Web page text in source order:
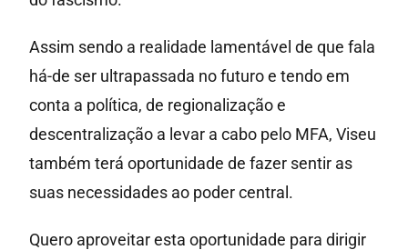
Assim sendo a realidade lamentável de que fala
há-de ser ultrapassada no futuro e tendo em
conta a política, de regionalização e
descentralização a levar a cabo pelo MFA, Viseu
também terá oportunidade de fazer sentir as
suas necessidades ao poder central.
Quero aproveitar esta oportunidade para dirigir